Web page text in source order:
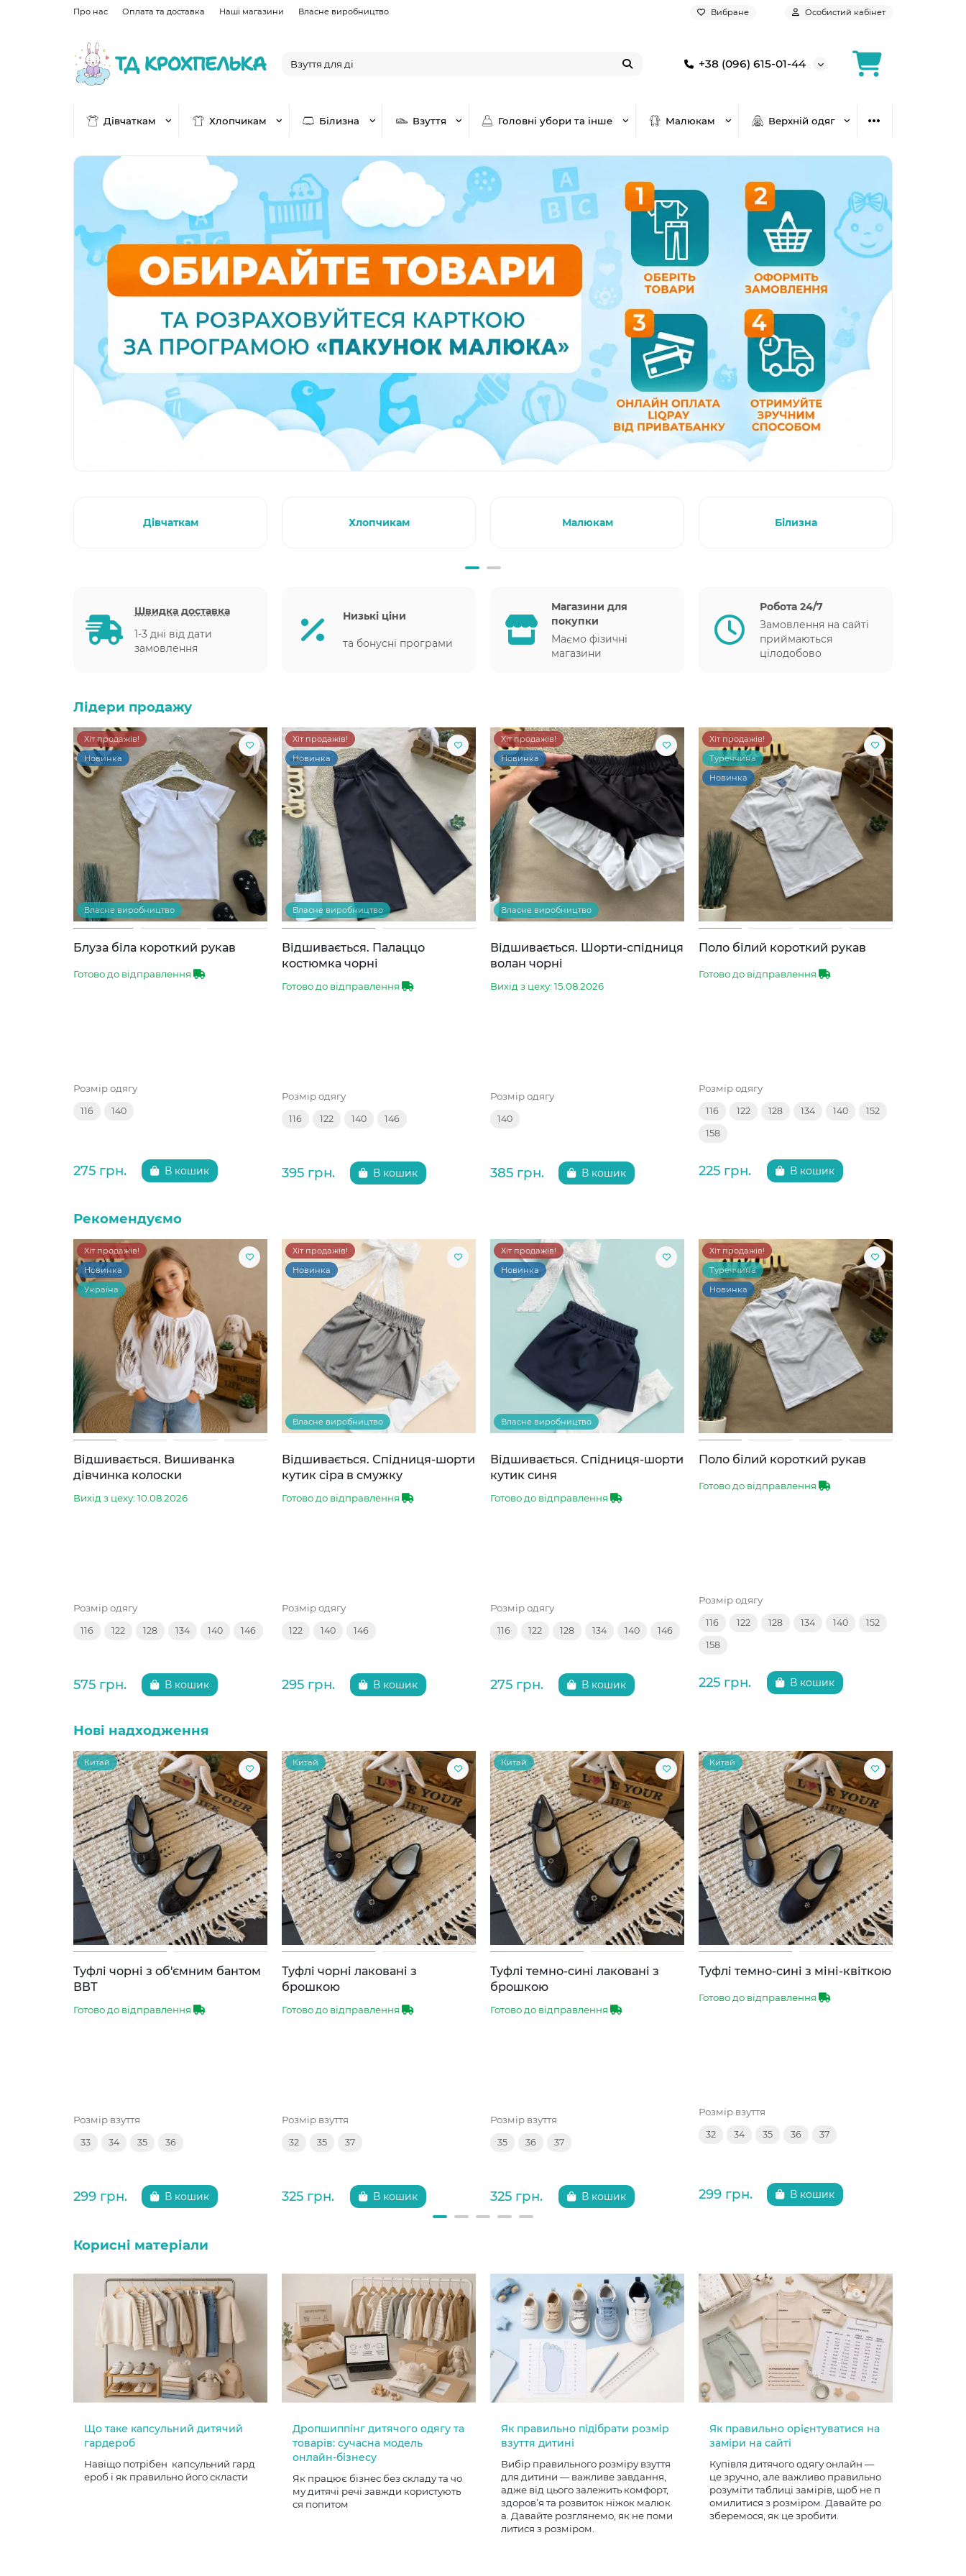
Про нас Оплата та доставка Наші магазини Власне виробництво Вибране Особистий кабінет
+38 (096) 615-01-44
Дівчаткам Хлопчикам Білизна Взуття Головні убори та інше Малюкам Верхній одяг
Дівчаткам Хлопчикам Малюкам Білизна
Швидка доставка
1-3 дні від дати
замовлення
Низькі ціни
та бонусні програми
Магазини для
покупки
Маємо фізичні
магазини
Робота 24/7
Замовлення на сайті
приймаються
цілодобово
Лідери продажу
Хіт продажів!
Новинка
Власне виробництво
Блуза біла короткий рукав
Готово до відправлення
Розмір одягу
116 140
275 грн. В кошик
Хіт продажів!
Новинка
Власне виробництво
Відшивається. Палаццо
костюмка чорні
Готово до відправлення
Розмір одягу
116 122 140 146
395 грн. В кошик
Хіт продажів!
Новинка
Власне виробництво
Відшивається. Шорти-спідниця
волан чорні
Вихід з цеху: 15.08.2026
Розмір одягу
140
385 грн. В кошик
Хіт продажів!
Туреччина
Новинка
Поло білий короткий рукав
Готово до відправлення
Розмір одягу
116 122 128 134 140 152
158
225 грн. В кошик
Рекомендуємо
Хіт продажів!
Новинка
Україна
Відшивається. Вишиванка
дівчинка колоски
Вихід з цеху: 10.08.2026
Розмір одягу
116 122 128 134 140 146
575 грн. В кошик
Хіт продажів!
Новинка
Власне виробництво
Відшивається. Спідниця-шорти
кутик сіра в смужку
Готово до відправлення
Розмір одягу
122 140 146
295 грн. В кошик
Хіт продажів!
Новинка
Власне виробництво
Відшивається. Спідниця-шорти
кутик синя
Готово до відправлення
Розмір одягу
116 122 128 134 140 146
275 грн. В кошик
Хіт продажів!
Туреччина
Новинка
Поло білий короткий рукав
Готово до відправлення
Розмір одягу
116 122 128 134 140 152
158
225 грн. В кошик
Нові надходження
Китай
Туфлі чорні з об'ємним бантом
ВВТ
Готово до відправлення
Розмір взуття
33 34 35 36
299 грн. В кошик
Китай
Туфлі чорні лаковані з
брошкою
Готово до відправлення
Розмір взуття
32 35 37
325 грн. В кошик
Китай
Туфлі темно-сині лаковані з
брошкою
Готово до відправлення
Розмір взуття
35 36 37
325 грн. В кошик
Китай
Туфлі темно-сині з міні-квіткою
Готово до відправлення
Розмір взуття
32 34 35 36 37
299 грн. В кошик
Корисні матеріали
Що таке капсульний дитячий
гардероб
Навіщо потрібен капсульний гард
ероб і як правильно його скласти
Дропшиппінг дитячого одягу та
товарів: сучасна модель
онлайн-бізнесу
Як працює бізнес без складу та чо
му дитячі речі завжди користують
ся попитом
Як правильно підібрати розмір
взуття дитині
Вибір правильного розміру взуття
для дитини — важливе завдання,
адже від цього залежить комфорт,
здоров’я та розвиток ніжок малюк
а. Давайте розглянемо, як не поми
литися з розміром.
Як правильно орієнтуватися на
заміри на сайті
Купівля дитячого одягу онлайн —
це зручно, але важливо правильно
розуміти таблиці замірів, щоб не п
омилитися з розміром. Давайте ро
зберемося, як це зробити.